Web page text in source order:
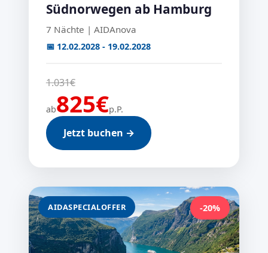
Südnorwegen ab Hamburg
7 Nächte | AIDAnova
📅 12.02.2028 - 19.02.2028
1.031€
ab825€p.P.
Jetzt buchen →
AIDASPECIALOFFER -20%